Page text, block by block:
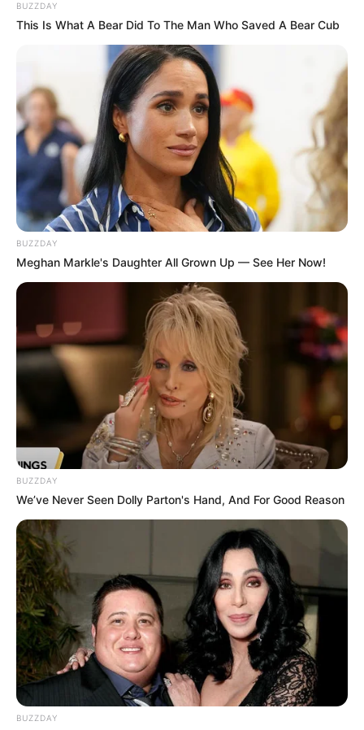
ΚΟΛΠΟ
ΜΑΓΑΖΙΑ
ΠΛΗΡΩΜΗ
ΧΑΛΚΙΔΑ ΝΕΑ
ΤΑΥΤΟΤΗΤΑ ΚΑΙ ΕΠΙΚΟΙΝΩΝΙΑ ΟΡΟΙ ΧΡΗΣΗΣ
BUZZDAY
This Is What A Bear Did To The Man Who Saved A Bear Cub
BUZZDAY
Meghan Markle's Daughter All Grown Up — See Her Now!
BUZZDAY
We’ve Never Seen Dolly Parton's Hand, And For Good Reason
BUZZDAY